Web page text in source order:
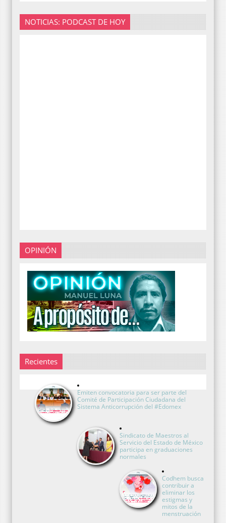
NOTICIAS: PODCAST DE HOY
OPINIÓN
Recientes
Emiten convocatoria para ser parte del
Comité de Participación Ciudadana del
Sistema Anticorrupción del #Edomex
Sindicato de Maestros al
Servicio del Estado de México
participa en graduaciones
normales
Codhem busca
contribuir a
eliminar los
estigmas y
mitos de la
menstruación